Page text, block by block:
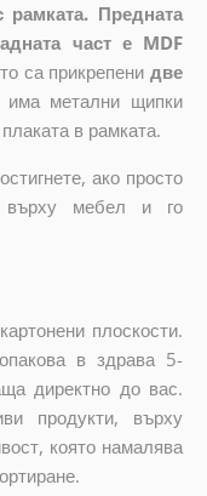
рамката. Предната
част е MDF
са прикрепени две
има метални щипки
в рамката.
ако просто
върху мебел и го
плоскости.
в здрава 5-
директно до вас.
продукти, върху
която намалява